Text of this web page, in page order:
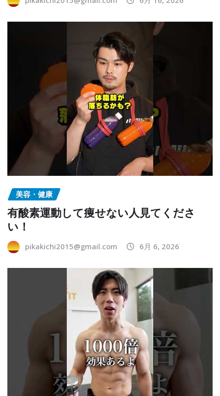
美容・健康
有酸素運動して痩せない人見てくださ
い！
pikakichi2015@gmail.com 6月 6, 2026